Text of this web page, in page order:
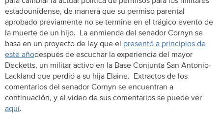
estadounidense, de manera que su permiso parental
aprobado previamente no se termine en el trágico evento de
la muerte de un hijo. La enmienda del senador Cornyn se
basa en un proyecto de ley que el presentó a principios de
este añodespués de escuchar la experiencia del mayor
Decketts, un militar activo en la Base Conjunta San Antonio-
Lackland que perdió a su hija Elaine. Extractos de los
comentarios del senador Cornyn se encuentran a
continuación, y el video de sus comentarios se puede ver
aquí.